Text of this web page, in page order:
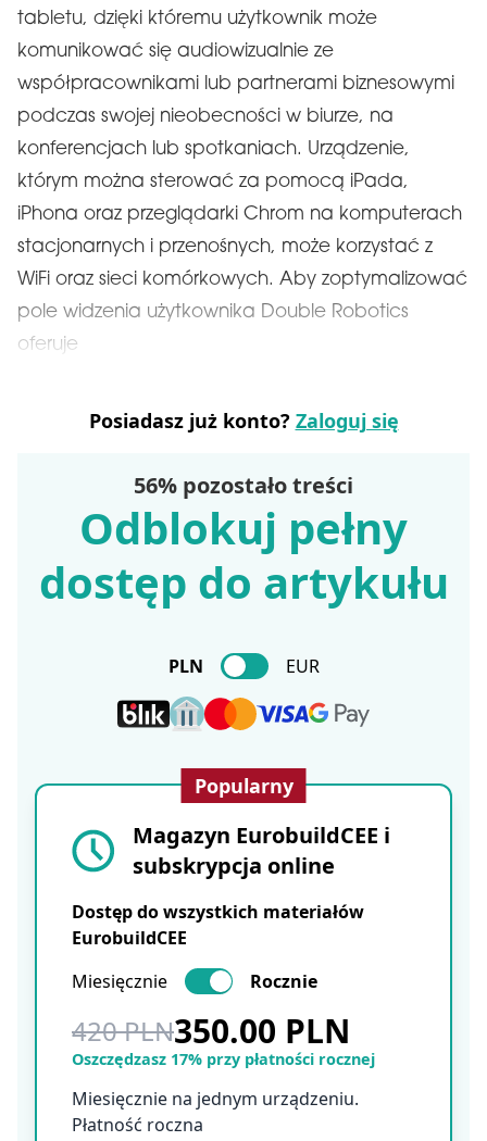
tabletu, dzięki któremu użytkownik może
komunikować się audiowizualnie ze
współpracownikami lub partnerami biznesowymi
podczas swojej nieobecności w biurze, na
konferencjach lub spotkaniach. Urządzenie,
którym można sterować za pomocą iPada,
iPhona oraz przeglądarki Chrom na komputerach
stacjonarnych i przenośnych, może korzystać z
WiFi oraz sieci komórkowych. Aby zoptymalizować
pole widzenia użytkownika Double Robotics
oferuje
Posiadasz już konto? Zaloguj się
56% pozostało treści
Odblokuj pełny
dostęp do artykułu
PLN EUR
Popularny
Magazyn EurobuildCEE i
subskrypcja online
Dostęp do wszystkich materiałów
EurobuildCEE
Miesięcznie
Rocznie
420 PLN350.00 PLN
Oszczędzasz 17% przy płatności rocznej
Miesięcznie na jednym urządzeniu.
Płatność roczna